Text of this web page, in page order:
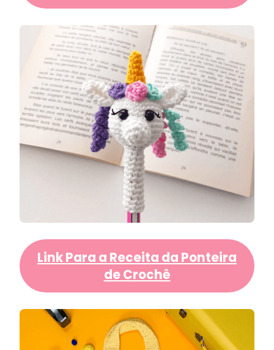
Link Para a Receita da Ponteira
de Crochê